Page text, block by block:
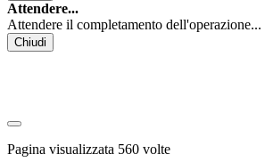
Attendere...
Attendere il completamento dell'operazione...
Chiudi
Pagina visualizzata 560 volte